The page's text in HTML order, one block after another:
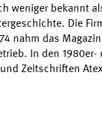
weniger bekannt
Die
nahm das
In den
Zeitschriften